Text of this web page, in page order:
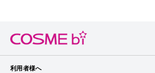
利用者様へ